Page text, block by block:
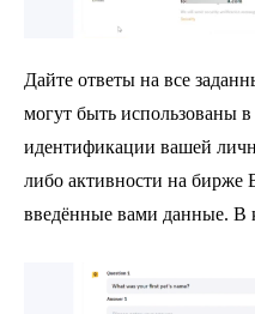
Дайте ответы на все
могут быть использованы
идентификации вашей
либо активности на бирже
введённые вами данные. В